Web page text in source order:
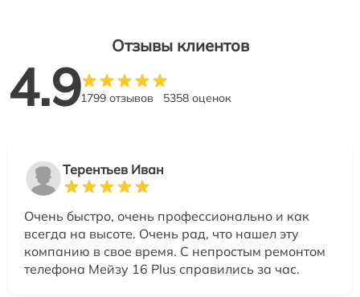
Отзывы клиентов
4.91799 отзывов 5358 оценок
Терентьев Иван
Очень быстро, очень профессионально и как
всегда на высоте. Очень рад, что нашел эту
компанию в свое время. С непростым ремонтом
телефона Мейзу 16 Plus справились за час.